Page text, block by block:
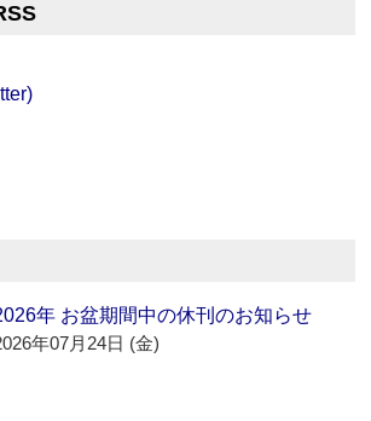
年 お盆期間中の休刊のお知らせ
年07月24日 (金)